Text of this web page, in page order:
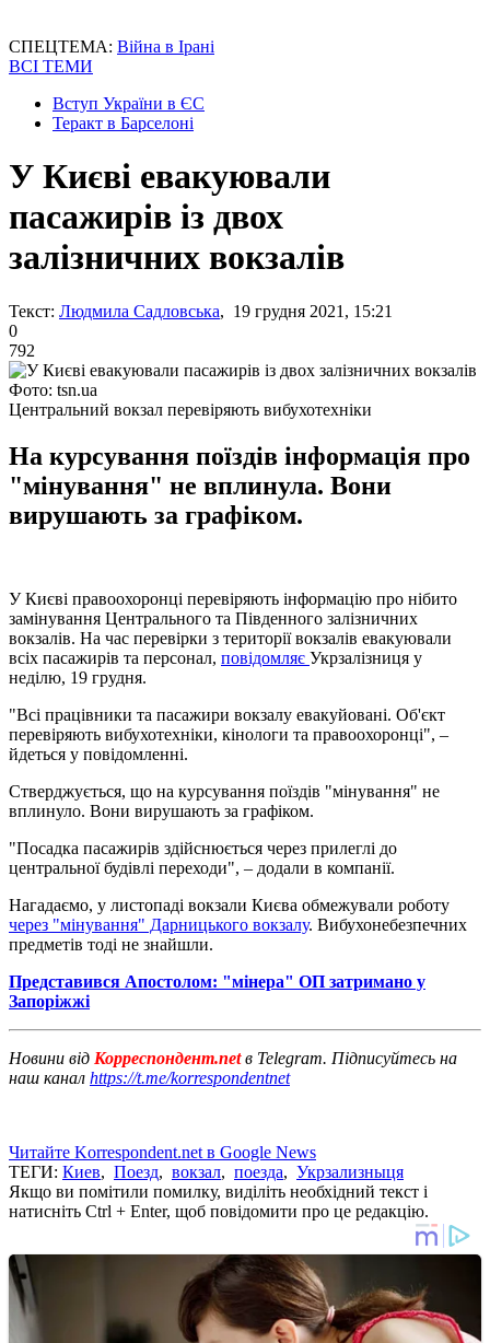
СПЕЦТЕМА: Війна в Ірані
ВСІ ТЕМИ
Вступ України в ЄС
Теракт в Барселоні
У Києві евакуювали
пасажирів із двох
залізничних вокзалів
Текст: Людмила Садловська, 19 грудня 2021, 15:21
0
792
Фото: tsn.ua
Центральний вокзал перевіряють вибухотехніки
На курсування поїздів інформація про
"мінування" не вплинула. Вони
вирушають за графіком.
У Києві правоохоронці перевіряють інформацію про нібито
замінування Центрального та Південного залізничних
вокзалів. На час перевірки з території вокзалів евакуювали
всіх пасажирів та персонал, повідомляє Укрзалізниця у
неділю, 19 грудня.
"Всі працівники та пасажири вокзалу евакуйовані. Об'єкт
перевіряють вибухотехніки, кінологи та правоохоронці", –
йдеться у повідомленні.
Стверджується, що на курсування поїздів "мінування" не
вплинуло. Вони вирушають за графіком.
"Посадка пасажирів здійснюється через прилеглі до
центральної будівлі переходи", – додали в компанії.
Нагадаємо, у листопаді вокзали Києва обмежували роботу
через "мінування" Дарницького вокзалу. Вибухонебезпечних
предметів тоді не знайшли.
Представився Апостолом: "мінера" ОП затримано у
Запоріжжі
Новини від Корреспондент.netв Telegram. Підписуйтесь на
наш канал https://t.me/korrespondentnet
Читайте Korrespondent.net в Google News
ТЕГИ: Киев, Поезд, вокзал, поезда, Укрзализныця
Якщо ви помітили помилку, виділіть необхідний текст і
натисніть Ctrl + Enter, щоб повідомити про це редакцію.